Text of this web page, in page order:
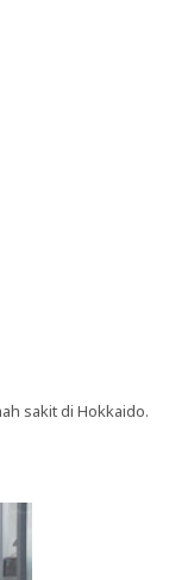
sakit di Hokkaido.